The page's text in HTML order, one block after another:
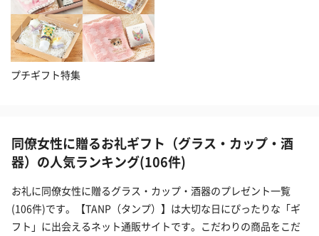
プチギフト特集
同僚女性に贈るお礼ギフト（グラス・カップ・酒
器）の人気ランキング(106件)
お礼に同僚女性に贈るグラス・カップ・酒器のプレゼント一覧
(106件)です。【TANP（タンプ）】は大切な日にぴったりな「ギ
フト」に出会えるネット通販サイトです。こだわりの商品をこだ